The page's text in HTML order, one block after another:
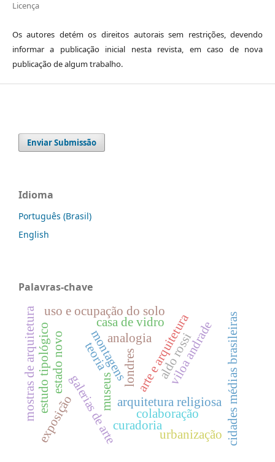
Licença
Os autores detém os direitos autorais sem restrições, devendo
informar a publicação inicial nesta revista, em caso de nova
publicação de algum trabalho.
Enviar Submissão
Idioma
Português (Brasil)
English
Palavras-chave
arquitetura religiosa
arte e arquitetura
museus
galerias de arte
montagens
casa de vidro
exposição
londres cidades médias brasileiras
estudo tipológico
mostras de arquitetura uso e ocupação do solo
viloa andrade
estado novo analogia aldo rossi
colaboração
curadoria
teoria
urbanização